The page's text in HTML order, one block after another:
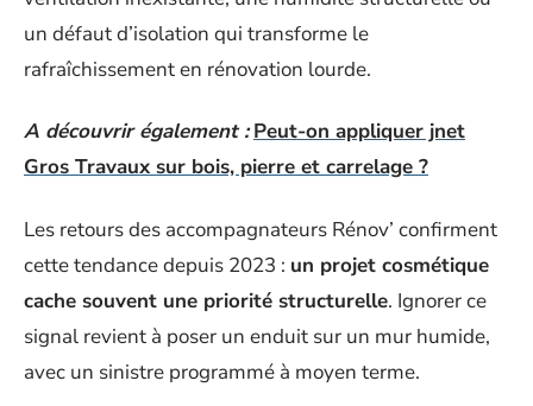
un défaut d’isolation qui transforme le
rafraîchissement en rénovation lourde.
A découvrir également : Peut-on appliquer jnet
Gros Travaux sur bois, pierre et carrelage ?
Les retours des accompagnateurs Rénov’ confirment
cette tendance depuis 2023 : un projet cosmétique
cache souvent une priorité structurelle. Ignorer ce
signal revient à poser un enduit sur un mur humide,
avec un sinistre programmé à moyen terme.